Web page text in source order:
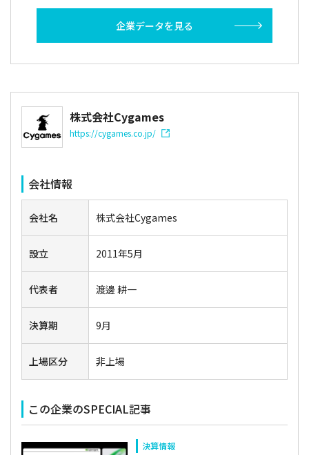
企業データを見る
株式会社Cygames
https://cygames.co.jp/
会社情報
会社名 株式会社Cygames
設立 2011年5月
代表者 渡邊 耕一
決算期 9月
上場区分 非上場
この企業のSPECIAL記事
決算情報